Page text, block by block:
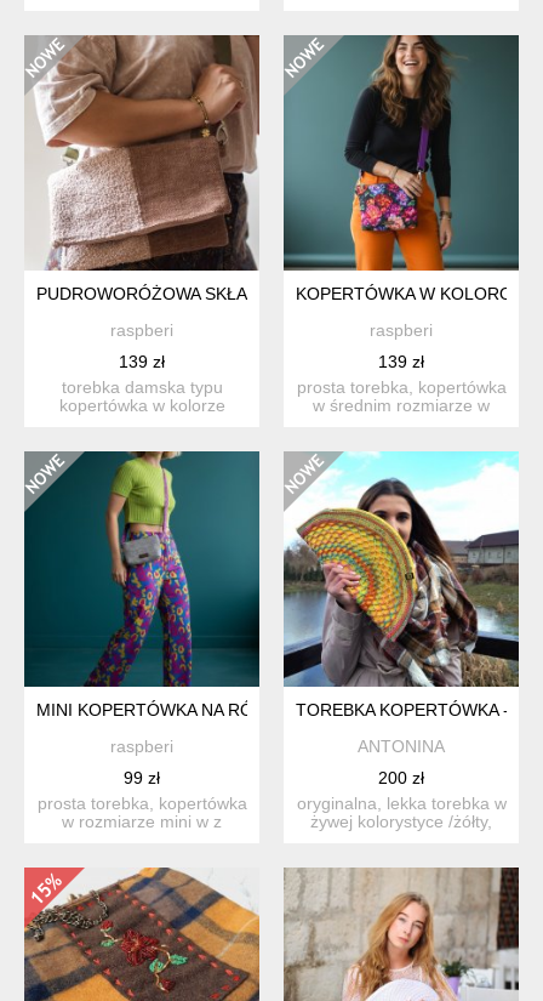
PUDROWORÓŻOWA SKŁADANA KOPERTÓWKA
raspberi
139 zł
torebka damska typu
kopertówka w kolorze
KOPERTÓWKA W
raspberi
139 zł
prosta torebka, kopertówka
w średnim rozmiarze w
MINI KOPERTÓWKA NA RÓŻOWYM PASKU
raspberi
99 zł
prosta torebka, kopertówka
w rozmiarze mini w z
TOREBKA KOPERTÓWKA -
ANTONINA
200 zł
oryginalna, lekka torebka w
żywej kolorystyce /żółty,